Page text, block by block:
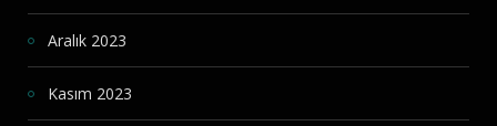
Aralık 2023
Kasım 2023